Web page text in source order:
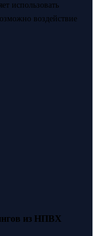
использовать
воздействие
из НПВХ